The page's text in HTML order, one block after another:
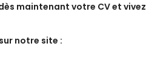
maintenant votre CV et vivez
notre site :